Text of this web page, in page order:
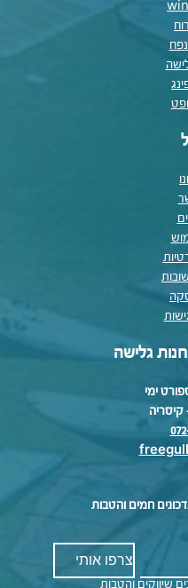
גלישה
ימי
קיסריה
חמים והטבות
שיווקים והטבות